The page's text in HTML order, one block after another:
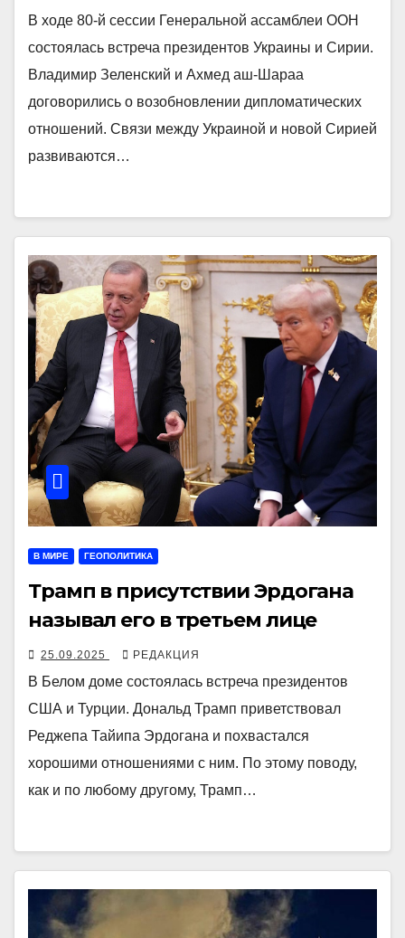
В ходе 80-й сессии Генеральной ассамблеи ООН
состоялась встреча президентов Украины и Сирии.
Владимир Зеленский и Ахмед аш-Шараа
договорились о возобновлении дипломатических
отношений. Связи между Украиной и новой Сирией
развиваются…
В МИРЕ ГЕОПОЛИТИКА
Трамп в присутствии Эрдогана
называл его в третьем лице
25.09.2025 РЕДАКЦИЯ
В Белом доме состоялась встреча президентов
США и Турции. Дональд Трамп приветствовал
Реджепа Тайипа Эрдогана и похвастался
хорошими отношениями с ним. По этому поводу,
как и по любому другому, Трамп…